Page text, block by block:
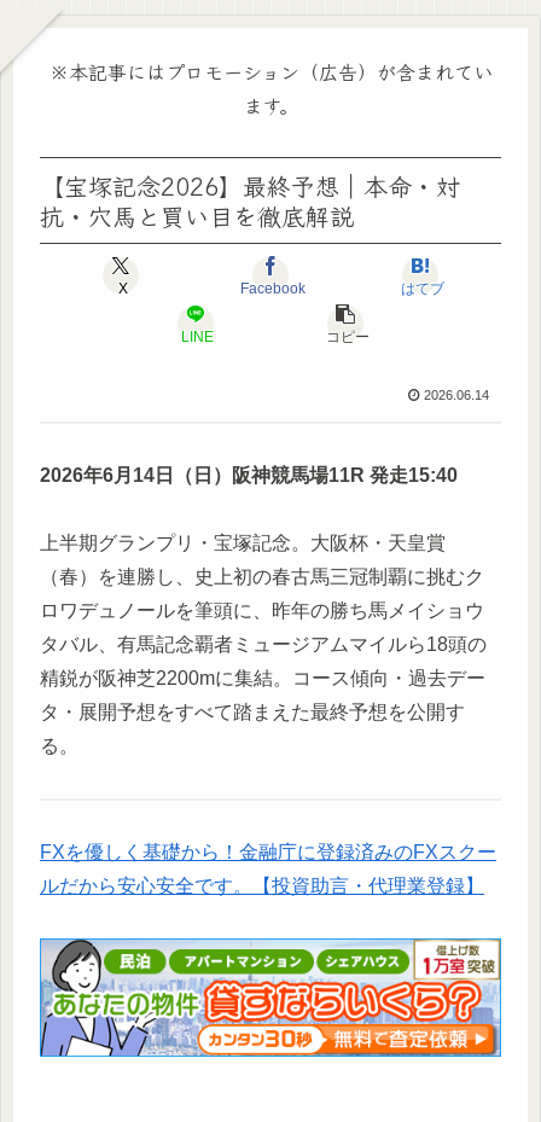
※本記事にはプロモーション（広告）が含まれてい
ます。
【宝塚記念2026】最終予想｜本命・対
抗・穴馬と買い目を徹底解説
X Facebook はてブ
LINE コピー
2026.06.14
2026年6月14日（日）阪神競馬場11R 発走15:40
上半期グランプリ・宝塚記念。大阪杯・天皇賞
（春）を連勝し、史上初の春古馬三冠制覇に挑むク
ロワデュノールを筆頭に、昨年の勝ち馬メイショウ
タバル、有馬記念覇者ミュージアムマイルら18頭の
精鋭が阪神芝2200mに集結。コース傾向・過去デー
タ・展開予想をすべて踏まえた最終予想を公開す
る。
FXを優しく基礎から！金融庁に登録済みのFXスクー
ルだから安心安全です。【投資助言・代理業登録】